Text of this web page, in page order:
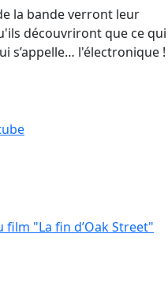
la bande verront leur
découvriront que ce qui
s’appelle… l'électronique !
film "La fin d’Oak Street"